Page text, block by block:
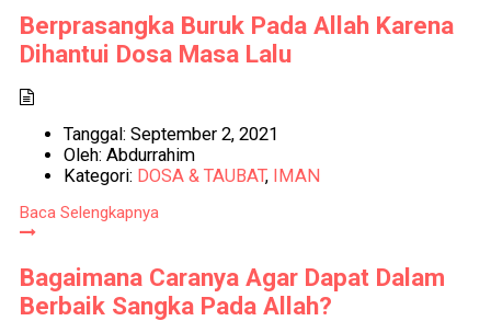
Berprasangka Buruk Pada Allah Karena
Dihantui Dosa Masa Lalu
Tanggal: September 2, 2021
Oleh: Abdurrahim
Kategori: DOSA & TAUBAT, IMAN
Baca Selengkapnya
Bagaimana Caranya Agar Dapat Dalam
Berbaik Sangka Pada Allah?